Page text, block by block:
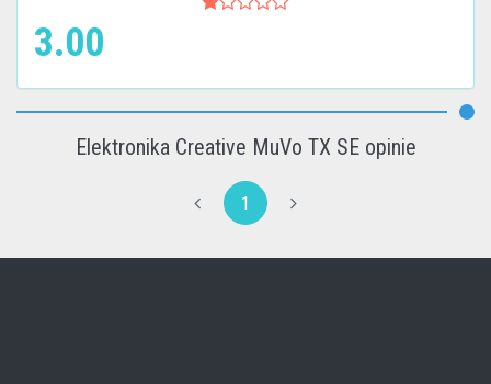
3.00
Elektronika Creative MuVo TX SE opinie
1